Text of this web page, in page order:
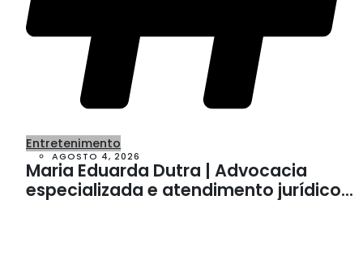
Entretenimento
AGOSTO 4, 2026
Maria Eduarda Dutra | Advocacia
especializada e atendimento jurídico